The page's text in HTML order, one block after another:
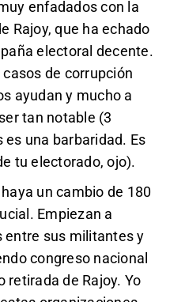
enfadados con la
Rajoy, que ha echado
electoral decente.
de corrupción
ayudan y mucho a
tan notable (3
una barbaridad. Es
tu electorado, ojo).
un cambio de 180
Empiezan a
sus militantes y
congreso nacional
retirada de Rajoy. Yo